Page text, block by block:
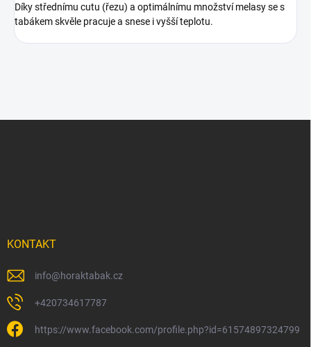
Díky střednímu cutu (řezu) a optimálnímu množství melasy se s
tabákem skvěle pracuje a snese i vyšší teplotu.
KONTAKT
info@horaktabak.cz
+420734617787
https://www.facebook.com/profile.php?id=61574897324799